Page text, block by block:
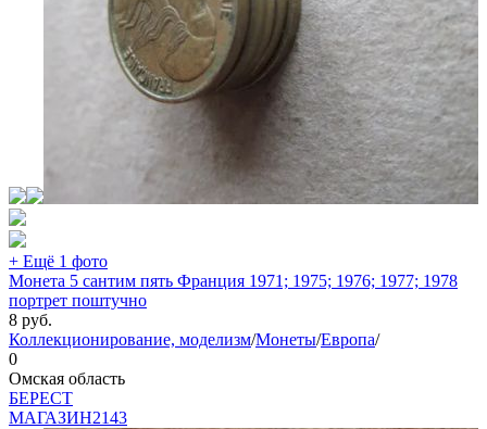
+ Ещё 1 фото
Монета 5 сантим пять Франция 1971; 1975; 1976; 1977; 1978
портрет поштучно
8 руб.
Коллекционирование, моделизм/Монеты/Европа/
0
Омская область
БEPECT
МАГАЗИН2143